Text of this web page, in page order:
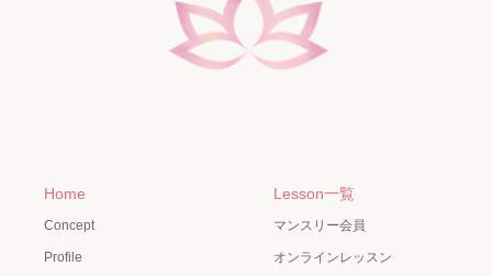
Home
Concept
Profile
Lesson一覧
マンスリー会員
オンラインレッスン